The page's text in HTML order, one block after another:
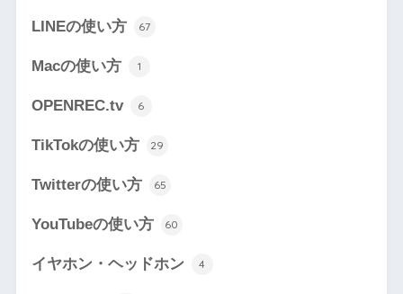
LINEの使い方 67
Macの使い方 1
OPENREC.tv 6
TikTokの使い方 29
Twitterの使い方 65
YouTubeの使い方 60
イヤホン・ヘッドホン 4